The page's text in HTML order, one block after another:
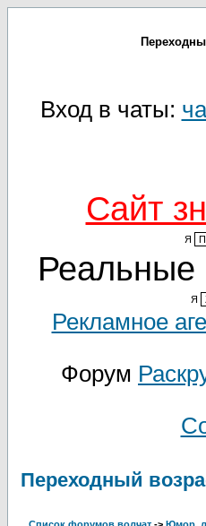
Вход в чаты:
Cайт
Я
Реальные
Я
Рекламное
Форум
Переходный